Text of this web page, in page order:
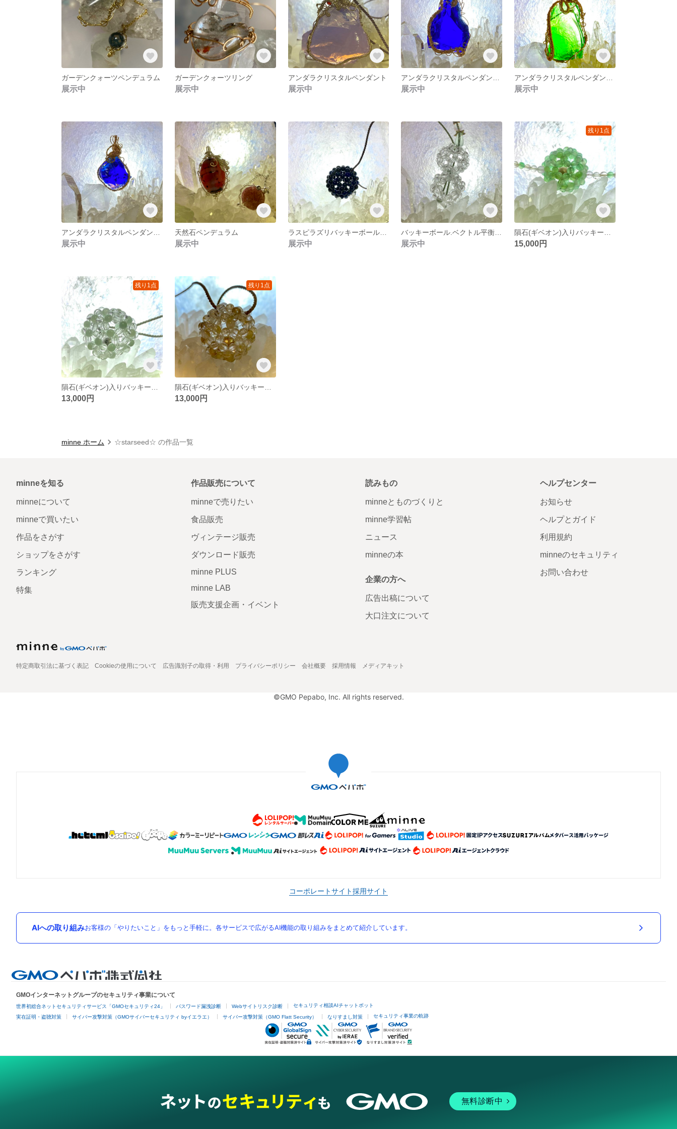
ガーデンクォーツペンデュラム
展示中
ガーデンクォーツリング
展示中
アンダラクリスタルペンダント
展示中 展示中 展示中
展示中
天然石ペンデュラム
展示中
ラスピラズリバッキーボールネックレス
展示中 展示中
残り1点
15,000円
残り1点
13,000円
残り1点
13,000円
minne ホーム ☆starseed☆ の作品一覧
minneを知る
minneについて
minneで買いたい
作品をさがす
ショップをさがす
ランキング
特集
作品販売について
minneで売りたい
食品販売
ヴィンテージ販売
ダウンロード販売
minne PLUS
minne LAB
販売支援企画・イベント
読みもの
minneとものづくりと
minne学習帖
ニュース
minneの本
企業の方へ
広告出稿について
大口注文について
ヘルプセンター
お知らせ
ヘルプとガイド
利用規約
minneのセキュリティ
お問い合わせ
特定商取引法に基づく表記 Cookieの使用について 広告識別子の取得・利用 プライバシーポリシー 会社概要 採用情報 メディアキット
©GMO Pepabo, Inc. All rights reserved.
コーポレートサイト採用サイト
AIへの取り組みお客様の「やりたいこと」をもっと手軽に。各サービスで広がるAI機能の取り組みをまとめて紹介しています。
GMOインターネットグループのセキュリティ事業について
世界初総合ネットセキュリティサービス「GMOセキュリティ24」 パスワード漏洩診断 Webサイトリスク診断 セキュリティ相談AIチャットボット
実在証明・盗聴対策 サイバー攻撃対策（GMOサイバーセキュリティ byイエラエ） サイバー攻撃対策（GMO Flatt Security） なりすまし対策 セキュリティ事業の軌跡
無料診断中